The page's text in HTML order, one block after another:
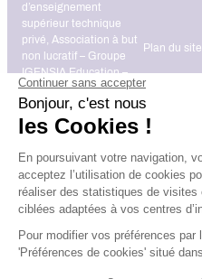
d’enseignement
supérieur technique
privé, Association à but
non lucratif – Groupe
IGENSIA Education –
Mise à jour site :
Janvier 2026
Plan du site
Charte des données